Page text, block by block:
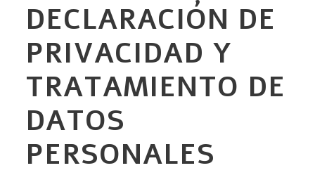
DECLARACIÓN DE
PRIVACIDAD Y
TRATAMIENTO DE
DATOS
PERSONALES